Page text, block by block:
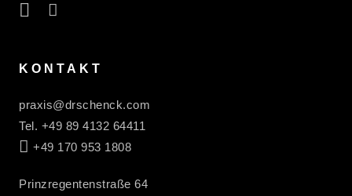
instagramfacebook
KONTAKT
praxis@drschenck.com
Tel. +49 89 4132 64411
WhatsApp
+49 170 953 1808
Prinzregentenstraße 64